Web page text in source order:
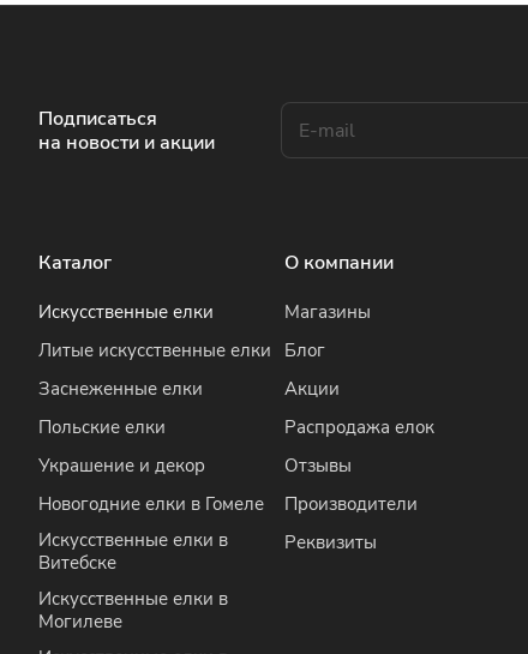
Подписаться
на новости и акции
Каталог
Искусственные елки
Литые искусственные елки
Заснеженные елки
Польские елки
Украшение и декор
Новогодние елки в Гомеле
Искусственные елки в
Витебске
Искусственные елки в
Могилеве
О компании
Магазины
Блог
Акции
Распродажа елок
Отзывы
Производители
Реквизиты